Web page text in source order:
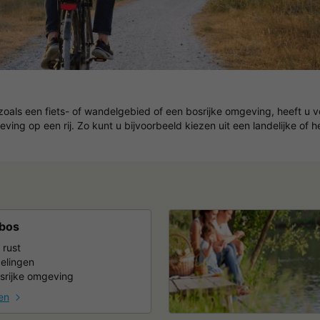
een fiets- of wandelgebied of een bosrijke omgeving, heeft u
op een rij. Zo kunt u bijvoorbeeld kiezen uit een landelijke of
rust
omgeving